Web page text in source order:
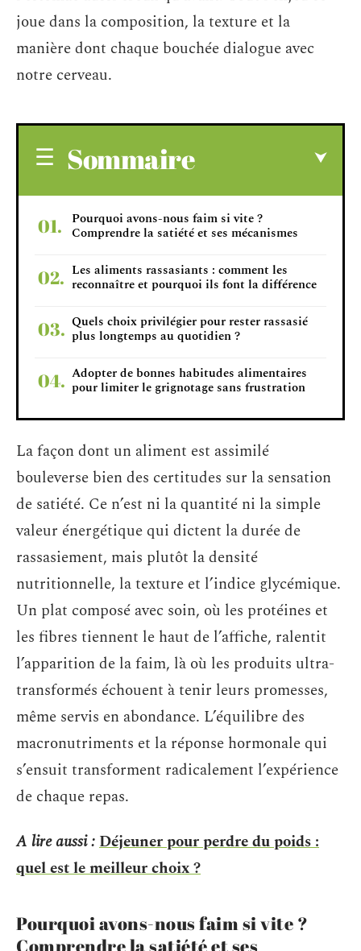
joue dans la composition, la texture et la
manière dont chaque bouchée dialogue avec
notre cerveau.
Sommaire
Pourquoi avons-nous faim si vite ?
Comprendre la satiété et ses mécanismes
Les aliments rassasiants : comment les
reconnaître et pourquoi ils font la différence
Quels choix privilégier pour rester rassasié
plus longtemps au quotidien ?
Adopter de bonnes habitudes alimentaires
pour limiter le grignotage sans frustration
La façon dont un aliment est assimilé
bouleverse bien des certitudes sur la sensation
de satiété. Ce n’est ni la quantité ni la simple
valeur énergétique qui dictent la durée de
rassasiement, mais plutôt la densité
nutritionnelle, la texture et l’indice glycémique.
Un plat composé avec soin, où les protéines et
les fibres tiennent le haut de l’affiche, ralentit
l’apparition de la faim, là où les produits ultra-
transformés échouent à tenir leurs promesses,
même servis en abondance. L’équilibre des
macronutriments et la réponse hormonale qui
s’ensuit transforment radicalement l’expérience
de chaque repas.
A lire aussi :Déjeuner pour perdre du poids :
quel est le meilleur choix ?
Pourquoi avons-nous faim si vite ?
Comprendre la satiété et ses